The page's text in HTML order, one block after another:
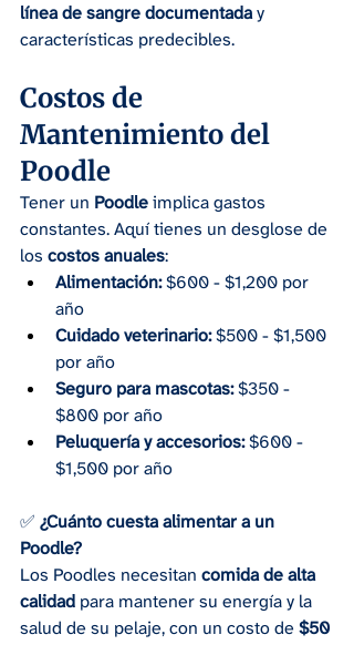
línea de sangre documentada y
características predecibles.
Costos de
Mantenimiento del
Poodle
Tener un Poodle implica gastos
constantes. Aquí tienes un desglose de
los costos anuales:
Alimentación: $600 - $1,200 por
año
Cuidado veterinario: $500 - $1,500
por año
Seguro para mascotas: $350 -
$800 por año
Peluquería y accesorios: $600 -
$1,500 por año
✅ ¿Cuánto cuesta alimentar a un
Poodle?
Los Poodles necesitan comida de alta
calidad para mantener su energía y la
salud de su pelaje, con un costo de $50